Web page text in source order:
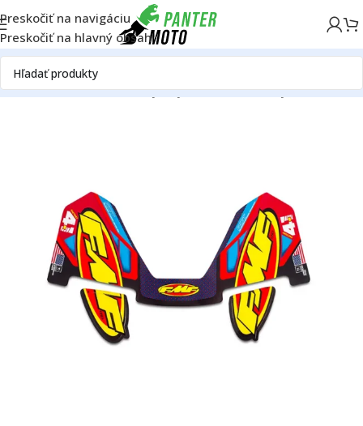
Preskočiť na navigáciu
Preskočiť na hlavný obsah
DomovOFF ROADMotorVýfukyPríslušenstvo k výfukom